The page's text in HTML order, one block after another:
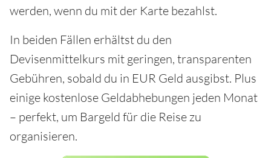
werden, wenn du mit der Karte bezahlst.
In beiden Fällen erhältst du den
Devisenmittelkurs mit geringen, transparenten
Gebühren, sobald du in EUR Geld ausgibst. Plus
einige kostenlose Geldabhebungen jeden Monat
– perfekt, um Bargeld für die Reise zu
organisieren.